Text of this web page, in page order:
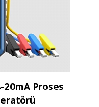
20mA Proses